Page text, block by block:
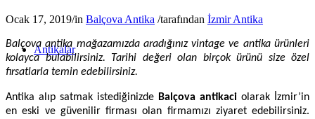
Antikalar
Ocak 17, 2019/in Balçova Antika /tarafından İzmir Antika
Balçova antika mağazamızda aradığınız vintage ve antika ürünleri
kolayca bulabilirsiniz. Tarihi değeri olan birçok ürünü size özel
fırsatlarla temin edebilirsiniz.
Antika alıp satmak istediğinizde Balçova antikaci olarak İzmir’in
en eski ve güvenilir firması olan firmamızı ziyaret edebilirsiniz.